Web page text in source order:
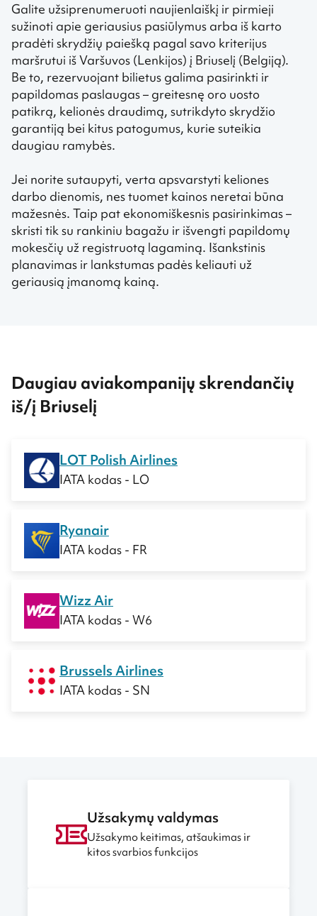
Galite užsiprenumeruoti naujienlaiškį ir pirmieji
sužinoti apie geriausius pasiūlymus arba iš karto
pradėti skrydžių paiešką pagal savo kriterijus
maršrutui iš Varšuvos (Lenkijos) į Briuselį (Belgiją).
Be to, rezervuojant bilietus galima pasirinkti ir
papildomas paslaugas – greitesnę oro uosto
patikrą, kelionės draudimą, sutrikdyto skrydžio
garantiją bei kitus patogumus, kurie suteikia
daugiau ramybės.
Jei norite sutaupyti, verta apsvarstyti keliones
darbo dienomis, nes tuomet kainos neretai būna
mažesnės. Taip pat ekonomiškesnis pasirinkimas –
skristi tik su rankiniu bagažu ir išvengti papildomų
mokesčių už registruotą lagaminą. Išankstinis
planavimas ir lankstumas padės keliauti už
geriausią įmanomą kainą.
Daugiau aviakompanijų skrendančių
iš/į Briuselį
LOT Polish Airlines
IATA kodas - LO
Ryanair
IATA kodas - FR
Wizz Air
IATA kodas - W6
Brussels Airlines
IATA kodas - SN
Užsakymų valdymas
Užsakymo keitimas, atšaukimas ir
kitos svarbios funkcijos